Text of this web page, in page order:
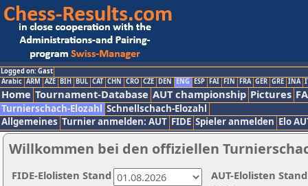
Logged on: Gast
Arabic ARM AZE BIH BUL CAT CHN CRO CZE DEN ENG ESP FAI FIN FRA GER GRE INA
Home Tournament-Database AUT championship Pictures
Turnierschach-Elozahl Schnellschach-Elozahl
Allgemeines Turnier anmelden: AUT FIDE Spieler anmelden Elo
Willkommen bei den offiziellen
AUT-Elolisten
FIDE-Elolisten Stand